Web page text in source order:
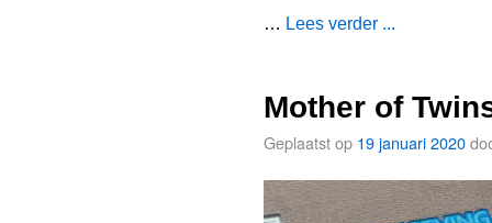
… Lees verder ...
Mother of
Geplaatst op 19 januari 2020